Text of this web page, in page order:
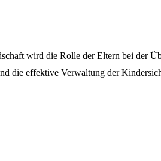
wird die Rolle der Eltern bei der
die effektive Verwaltung der